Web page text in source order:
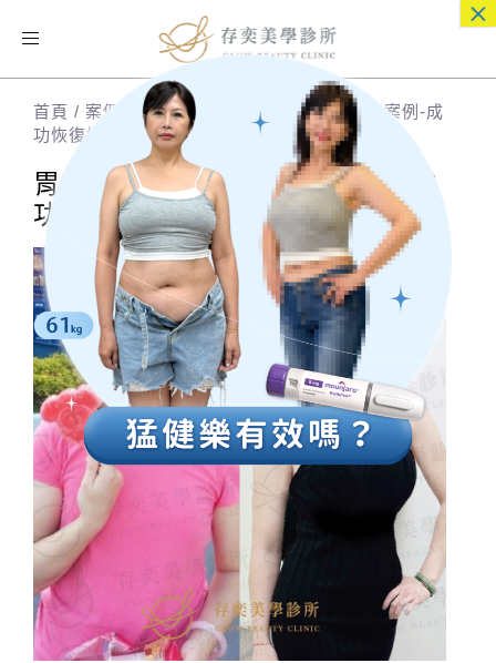
Toggle
首頁 / 案例分享/胃肉毒減重 | 素人產後肥胖案例-成
功恢復好身材
胃肉毒減重 | 素人產後肥胖案例-成
功恢復好身材
×